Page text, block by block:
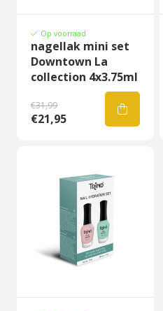
Op voorraad
nagellak mini set
Downtown La
collection 4x3.75ml
€31,99
€21,95